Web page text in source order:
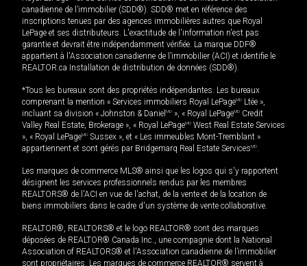
canadienne de l’immobilier (SDD®). SDD® met en référence des
inscriptions tenues par des agences immobilières autres que Royal
LePage et ses distributeurs. L'exactitude de l'information n'est pas
garantie et devrait être indépendamment vérifiée. La marque DDF®
appartient à l'Association canadienne de l’immobilier (ACI) et identifie le
REALTOR.ca Installation de distribution de données (SDD®).
*Tous les bureaux sont des propriétés indépendantes. Les bureaux
comprenant la mention « Services immobiliers Royal LePageMD Ltée »,
incluant sa division « Johnston & Daniel MD », « Royal LePageMD Credit
Valley Real Estate, Brokerage », « Royal LePageMD West Real Estate Services
», « Royal LePageMD Sussex », et « Les immeubles Mont-Tremblant »
appartiennent et sont gérés par Bridgemarq Real Estate ServicesMD.
Les marques de commerce MLS® ainsi que les logos qui s'y rapportent
désignent les services professionnels rendus par les membres
REALTORS® de l'ACI en vue de l'achat, de la vente et de la location de
biens immobiliers dans le cadre d'un système de vente collaborative.
REALTOR®, REALTORS® et le logo REALTOR® sont des marques
déposées de REALTOR® Canada Inc., une compagnie dont la National
Association of REALTORS® et l'Association canadienne de l’immobilier
sont propriétaires. Les marques de commerce REALTOR® servent à